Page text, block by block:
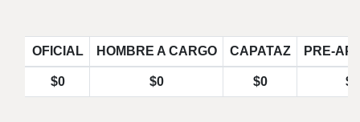
OFICIAL HOMBRE A CARGO CAPATAZ PRE-
$0 $0 $0 $0